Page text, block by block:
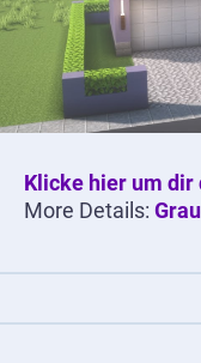
Klicke hier um dir
More Details: